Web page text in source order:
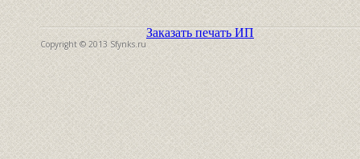
Copyright © 2013 Sfynks.ru
Заказать печать ИП